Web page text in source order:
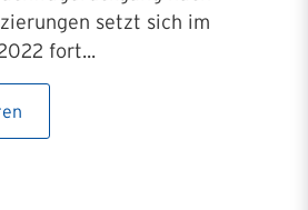
setzt sich im
fort...